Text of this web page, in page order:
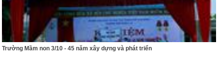
Trường Mầm non 3/10 - 45 năm xây dựng và phát triển